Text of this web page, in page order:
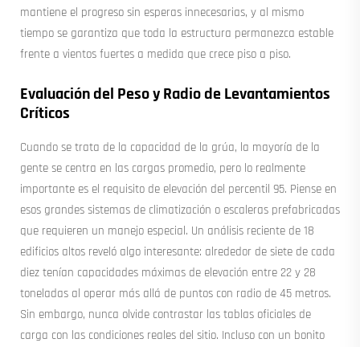
mantiene el progreso sin esperas innecesarias, y al mismo
tiempo se garantiza que toda la estructura permanezca estable
frente a vientos fuertes a medida que crece piso a piso.
Evaluación del Peso y Radio de Levantamientos
Críticos
Cuando se trata de la capacidad de la grúa, la mayoría de la
gente se centra en las cargas promedio, pero lo realmente
importante es el requisito de elevación del percentil 95. Piense en
esos grandes sistemas de climatización o escaleras prefabricadas
que requieren un manejo especial. Un análisis reciente de 18
edificios altos reveló algo interesante: alrededor de siete de cada
diez tenían capacidades máximas de elevación entre 22 y 28
toneladas al operar más allá de puntos con radio de 45 metros.
Sin embargo, nunca olvide contrastar las tablas oficiales de
carga con las condiciones reales del sitio. Incluso con un bonito